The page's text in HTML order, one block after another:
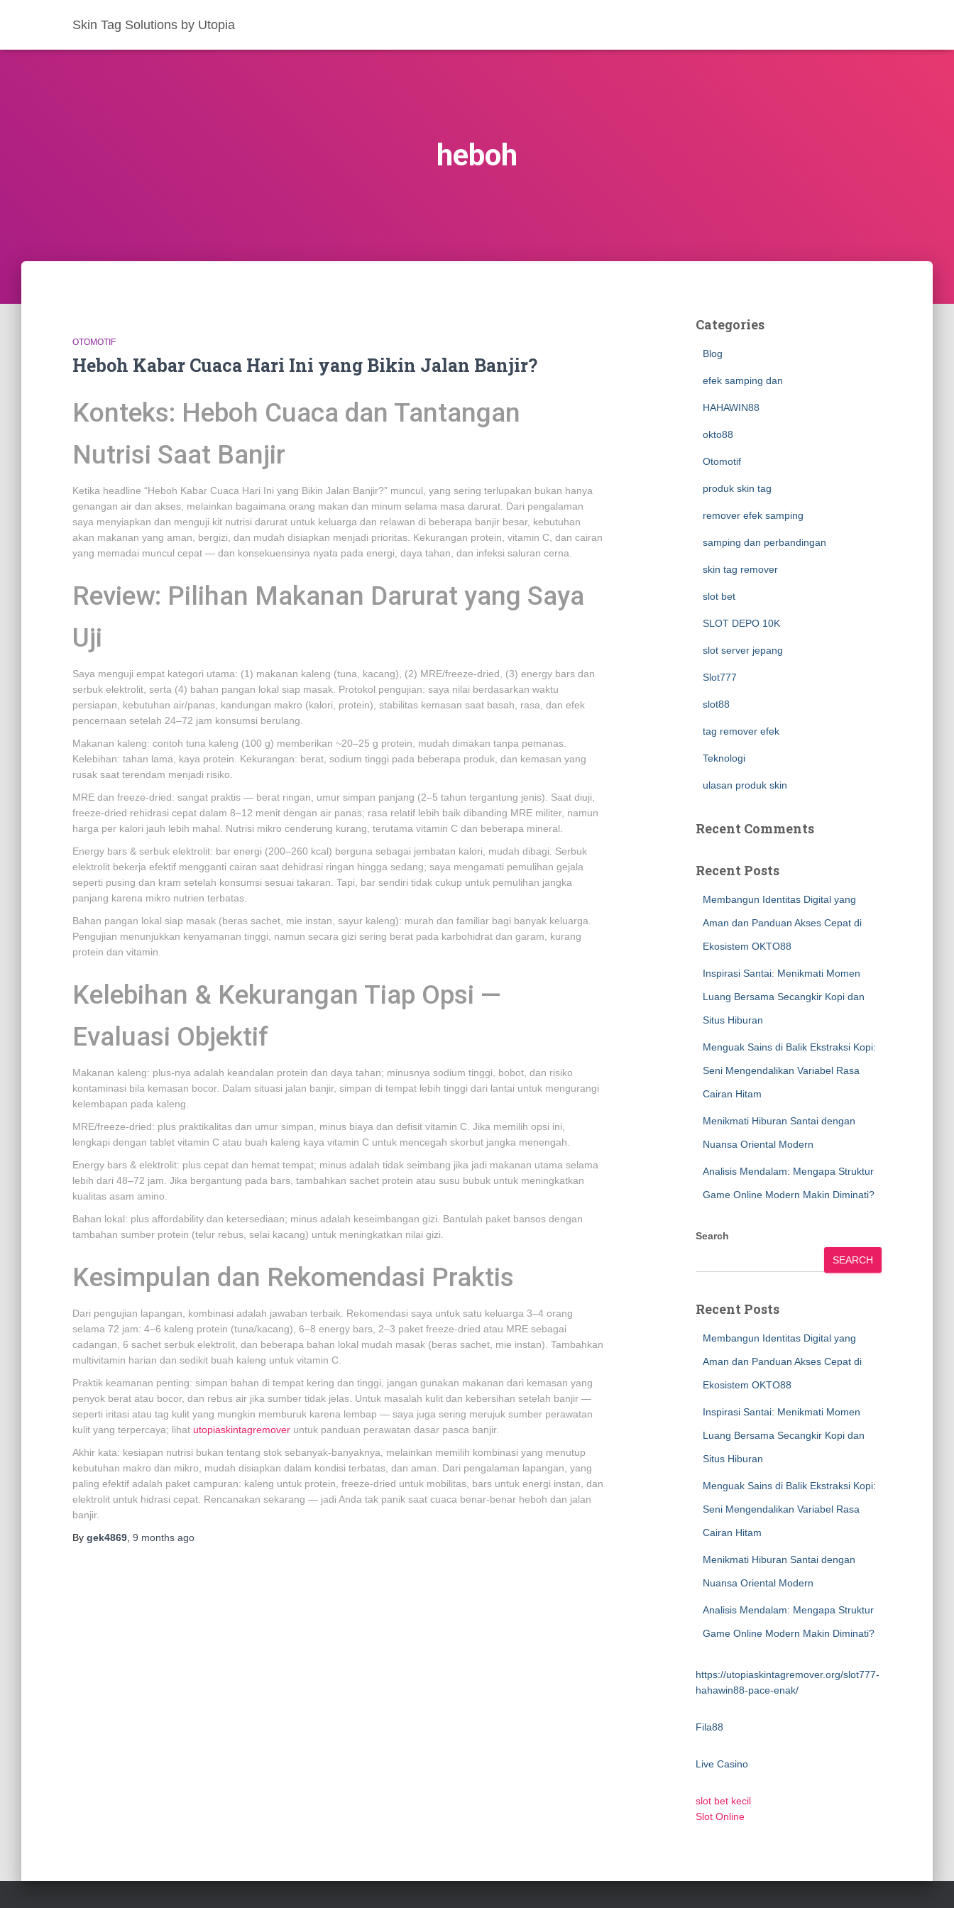
Skin Tag Solutions by Utopia
heboh
OTOMOTIF
Heboh Kabar Cuaca Hari Ini yang Bikin Jalan Banjir?
Konteks: Heboh Cuaca dan Tantangan
Nutrisi Saat Banjir
Ketika headline “Heboh Kabar Cuaca Hari Ini yang Bikin Jalan Banjir?” muncul, yang sering terlupakan bukan hanya
genangan air dan akses, melainkan bagaimana orang makan dan minum selama masa darurat. Dari pengalaman
saya menyiapkan dan menguji kit nutrisi darurat untuk keluarga dan relawan di beberapa banjir besar, kebutuhan
akan makanan yang aman, bergizi, dan mudah disiapkan menjadi prioritas. Kekurangan protein, vitamin C, dan cairan
yang memadai muncul cepat — dan konsekuensinya nyata pada energi, daya tahan, dan infeksi saluran cerna.
Review: Pilihan Makanan Darurat yang Saya
Uji
Saya menguji empat kategori utama: (1) makanan kaleng (tuna, kacang), (2) MRE/freeze-dried, (3) energy bars dan
serbuk elektrolit, serta (4) bahan pangan lokal siap masak. Protokol pengujian: saya nilai berdasarkan waktu
persiapan, kebutuhan air/panas, kandungan makro (kalori, protein), stabilitas kemasan saat basah, rasa, dan efek
pencernaan setelah 24–72 jam konsumsi berulang.
Makanan kaleng: contoh tuna kaleng (100 g) memberikan ~20–25 g protein, mudah dimakan tanpa pemanas.
Kelebihan: tahan lama, kaya protein. Kekurangan: berat, sodium tinggi pada beberapa produk, dan kemasan yang
rusak saat terendam menjadi risiko.
MRE dan freeze-dried: sangat praktis — berat ringan, umur simpan panjang (2–5 tahun tergantung jenis). Saat diuji,
freeze-dried rehidrasi cepat dalam 8–12 menit dengan air panas; rasa relatif lebih baik dibanding MRE militer, namun
harga per kalori jauh lebih mahal. Nutrisi mikro cenderung kurang, terutama vitamin C dan beberapa mineral.
Energy bars & serbuk elektrolit: bar energi (200–260 kcal) berguna sebagai jembatan kalori, mudah dibagi. Serbuk
elektrolit bekerja efektif mengganti cairan saat dehidrasi ringan hingga sedang; saya mengamati pemulihan gejala
seperti pusing dan kram setelah konsumsi sesuai takaran. Tapi, bar sendiri tidak cukup untuk pemulihan jangka
panjang karena mikro nutrien terbatas.
Bahan pangan lokal siap masak (beras sachet, mie instan, sayur kaleng): murah dan familiar bagi banyak keluarga.
Pengujian menunjukkan kenyamanan tinggi, namun secara gizi sering berat pada karbohidrat dan garam, kurang
protein dan vitamin.
Kelebihan & Kekurangan Tiap Opsi —
Evaluasi Objektif
Makanan kaleng: plus-nya adalah keandalan protein dan daya tahan; minusnya sodium tinggi, bobot, dan risiko
kontaminasi bila kemasan bocor. Dalam situasi jalan banjir, simpan di tempat lebih tinggi dari lantai untuk mengurangi
kelembapan pada kaleng.
MRE/freeze-dried: plus praktikalitas dan umur simpan, minus biaya dan defisit vitamin C. Jika memilih opsi ini,
lengkapi dengan tablet vitamin C atau buah kaleng kaya vitamin C untuk mencegah skorbut jangka menengah.
Energy bars & elektrolit: plus cepat dan hemat tempat; minus adalah tidak seimbang jika jadi makanan utama selama
lebih dari 48–72 jam. Jika bergantung pada bars, tambahkan sachet protein atau susu bubuk untuk meningkatkan
kualitas asam amino.
Bahan lokal: plus affordability dan ketersediaan; minus adalah keseimbangan gizi. Bantulah paket bansos dengan
tambahan sumber protein (telur rebus, selai kacang) untuk meningkatkan nilai gizi.
Kesimpulan dan Rekomendasi Praktis
Dari pengujian lapangan, kombinasi adalah jawaban terbaik. Rekomendasi saya untuk satu keluarga 3–4 orang
selama 72 jam: 4–6 kaleng protein (tuna/kacang), 6–8 energy bars, 2–3 paket freeze-dried atau MRE sebagai
cadangan, 6 sachet serbuk elektrolit, dan beberapa bahan lokal mudah masak (beras sachet, mie instan). Tambahkan
multivitamin harian dan sedikit buah kaleng untuk vitamin C.
Praktik keamanan penting: simpan bahan di tempat kering dan tinggi, jangan gunakan makanan dari kemasan yang
penyok berat atau bocor, dan rebus air jika sumber tidak jelas. Untuk masalah kulit dan kebersihan setelah banjir —
seperti iritasi atau tag kulit yang mungkin memburuk karena lembap — saya juga sering merujuk sumber perawatan
kulit yang terpercaya; lihat utopiaskintagremover untuk panduan perawatan dasar pasca banjir.
Akhir kata: kesiapan nutrisi bukan tentang stok sebanyak-banyaknya, melainkan memilih kombinasi yang menutup
kebutuhan makro dan mikro, mudah disiapkan dalam kondisi terbatas, dan aman. Dari pengalaman lapangan, yang
paling efektif adalah paket campuran: kaleng untuk protein, freeze-dried untuk mobilitas, bars untuk energi instan, dan
elektrolit untuk hidrasi cepat. Rencanakan sekarang — jadi Anda tak panik saat cuaca benar-benar heboh dan jalan
banjir.
By gek4869 9 months ago
Categories
Blog
efek samping dan
HAHAWIN88
okto88
Otomotif
produk skin tag
remover efek samping
samping dan perbandingan
skin tag remover
slot bet
SLOT DEPO 10K
slot server jepang
Slot777
slot88
tag remover efek
Teknologi
ulasan produk skin
Recent Comments
Recent Posts
Membangun Identitas Digital yang
Aman dan Panduan Akses Cepat di
Ekosistem OKTO88
Inspirasi Santai: Menikmati Momen
Luang Bersama Secangkir Kopi dan
Situs Hiburan
Menguak Sains di Balik Ekstraksi Kopi:
Seni Mengendalikan Variabel Rasa
Cairan Hitam
Menikmati Hiburan Santai dengan
Nuansa Oriental Modern
Analisis Mendalam: Mengapa Struktur
Game Online Modern Makin Diminati?
Search
SEARCH
Recent Posts
Membangun Identitas Digital yang
Aman dan Panduan Akses Cepat di
Ekosistem OKTO88
Inspirasi Santai: Menikmati Momen
Luang Bersama Secangkir Kopi dan
Situs Hiburan
Menguak Sains di Balik Ekstraksi Kopi:
Seni Mengendalikan Variabel Rasa
Cairan Hitam
Menikmati Hiburan Santai dengan
Nuansa Oriental Modern
Analisis Mendalam: Mengapa Struktur
Game Online Modern Makin Diminati?
https://utopiaskintagremover.org/slot777-
hahawin88-pace-enak/
Fila88
Live Casino
slot bet kecil
Slot Online